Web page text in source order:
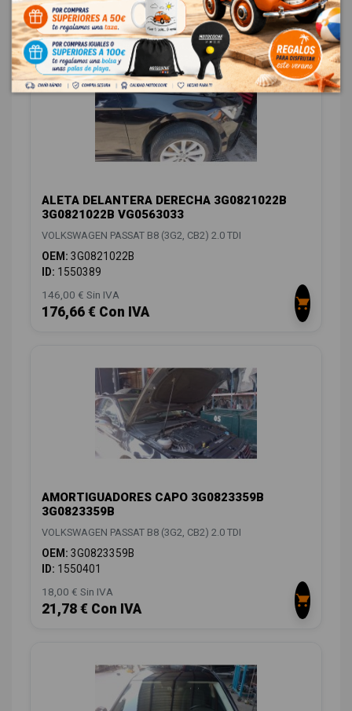
CARROCERÍA FRONTAL 7
ALETA DELANTERA DERECHA 3G0821022B
3G0821022B VG0563033
VOLKSWAGEN PASSAT B8 (3G2, CB2) 2.0 TDI
OEM: 3G0821022B
ID: 1550389
146,00 € Sin IVA
176,66 € Con IVA
AMORTIGUADORES CAPO 3G0823359B
3G0823359B
VOLKSWAGEN PASSAT B8 (3G2, CB2) 2.0 TDI
OEM: 3G0823359B
ID: 1550401
18,00 € Sin IVA
21,78 € Con IVA